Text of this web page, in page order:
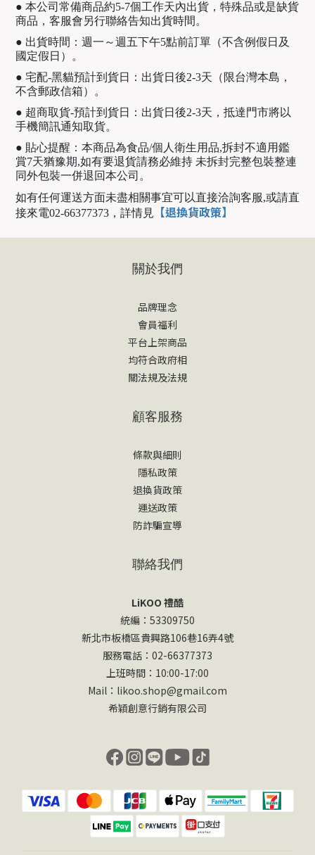
● 本公司常備商品約5-7個工作天內出貨，特殊品或是缺貨
商品，客服會另行聯絡告知出貨時間。
● 出貨時間：週一～週五下午5點前訂單（不含例假日及
國定假日）。
● 宅配-黑貓預計到貨日：出貨日後2-3天（限台灣本島，
不含郵政信箱）。
● 超商取貨-預計到貨日：出貨日後2-3天，抵達門市將以
手機簡訊通知取貨。
● 貼心提醒：本商品為食品/個人衛生用品,拆封不適用鑑
賞7天猶豫期,如有要退貨請務必維持 未拆封完整包裝整連
同外包裝一併退回本公司。
如有任何運送方面未盡相關事宜可以直接洽詢客服,或請直
接來電02-66377373， 詳情見 【退換貨政策】
關於我們
品牌理念
會員福利
平台上架商品
均符合政府相
關法規及法規
顧客服務
條款與細則
隱私政策
退換貨政策
運送政策
防詐騙宣導
聯絡我們
LiKOO 禮酷
統編：53309750
新北市板橋區貴興路106巷16弄4號
服務電話：02-66377373
上班時間：10:00-17:00
Mail：likoo.shop@gmail.com
希穎創意行銷有限公司